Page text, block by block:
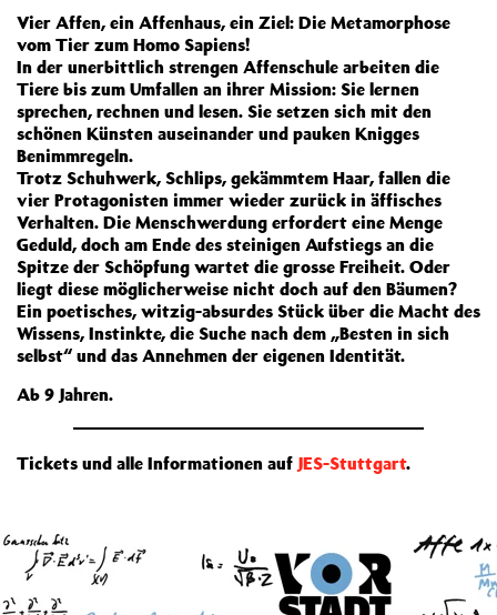
Vier Affen, ein Affenhaus, ein Ziel: Die Metamorphose
vom Tier zum Homo Sapiens!
In der unerbittlich strengen Affenschule arbeiten die
Tiere bis zum Umfallen an ihrer Mission: Sie lernen
sprechen, rechnen und lesen. Sie setzen sich mit den
schönen Künsten auseinander und pauken Knigges
Benimmregeln.
Trotz Schuhwerk, Schlips, gekämmtem Haar, fallen die
vier Protagonisten immer wieder zurück in äffisches
Verhalten. Die Menschwerdung erfordert eine Menge
Geduld, doch am Ende des steinigen Aufstiegs an die
Spitze der Schöpfung wartet die grosse Freiheit. Oder
liegt diese möglicherweise nicht doch auf den Bäumen?
Ein poetisches, witzig-absurdes Stück über die Macht des
Wissens, Instinkte, die Suche nach dem „Besten in sich
selbst“ und das Annehmen der eigenen Identität.
Ab 9 Jahren.
Tickets und alle Informationen auf JES-Stuttgart.